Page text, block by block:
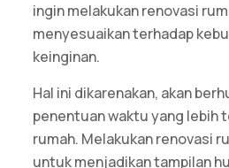
ingin melakukan renovasi
menyesuaikan terhadap
keinginan.
Hal ini dikarenakan, akan
penentuan waktu yang lebih
rumah. Melakukan renovasi
untuk menjadikan tampilan